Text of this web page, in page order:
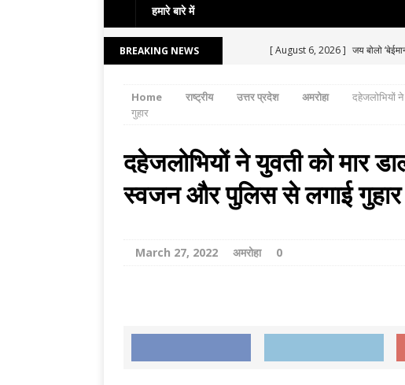
हमारे बारे में
BREAKING NEWS [ August 6, 2026 ] जय बोलो
[ August 4, 2026 ]
English
ENGLISH LITERATURE
[ August 2, 2026 ]
THINKING MATTER
Home राष्ट्रीय उत्तर प्रदेश अमरोहा
दहेजलोभियों
गुहार
दहेजलोभियों ने युवती को मार
स्वजन और पुलिस से लगाई गुहार
March 27, 2022 अमरोहा 0